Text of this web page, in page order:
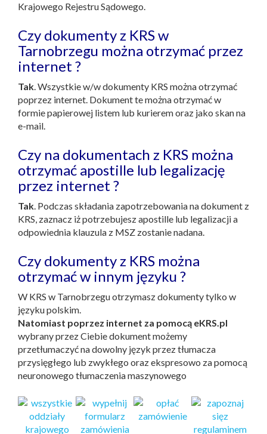
Krajowego Rejestru Sądowego.
Czy dokumenty z KRS w
Tarnobrzegu można otrzymać przez
internet ?
Tak. Wszystkie w/w dokumenty KRS można otrzymać
poprzez internet. Dokument te można otrzymać w
formie papierowej listem lub kurierem oraz jako skan na
e-mail.
Czy na dokumentach z KRS można
otrzymać apostille lub legalizację
przez internet ?
Tak. Podczas składania zapotrzebowania na dokument z
KRS, zaznacz iż potrzebujesz apostille lub legalizacji a
odpowiednia klauzula z MSZ zostanie nadana.
Czy dokumenty z KRS można
otrzymać w innym języku ?
W KRS w Tarnobrzegu otrzymasz dokumenty tylko w
języku polskim.
Natomiast poprzez internet za pomocą eKRS.pl
wybrany przez Ciebie dokument możemy
przetłumaczyć na dowolny język przez tłumacza
przysięgłego lub zwykłego oraz ekspresowo za pomocą
neuronowego tłumaczenia maszynowego